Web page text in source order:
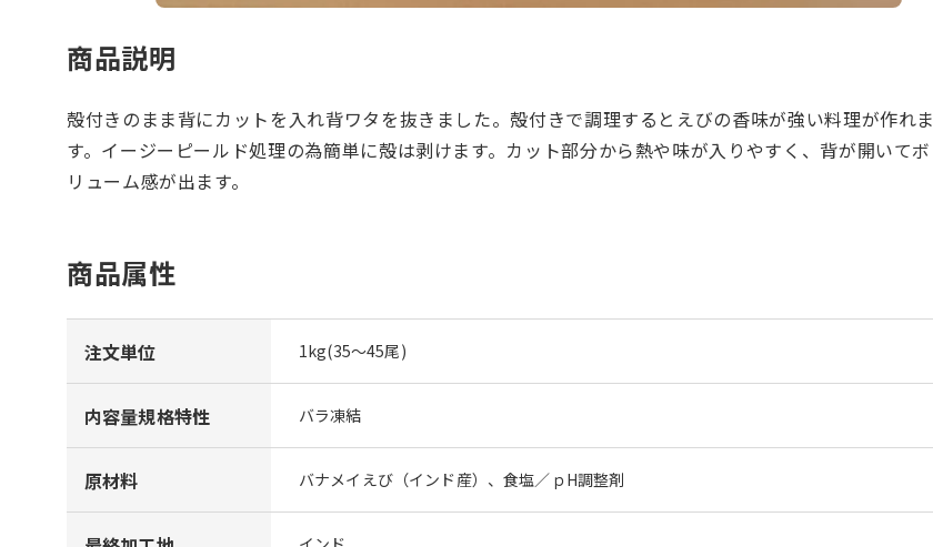
商品説明
殻付きのまま背にカットを入れ背ワタを抜きました。殻付きで調理するとえびの香味が強い料理が作れま
す。イージーピールド処理の為簡単に殻は剥けます。カット部分から熱や味が入りやすく、背が開いてボ
リューム感が出ます。
商品属性
注文単位 1kg(35～45尾)
内容量規格特性 バラ凍結
原材料 バナメイえび（インド産）、食塩／ｐH調整剤